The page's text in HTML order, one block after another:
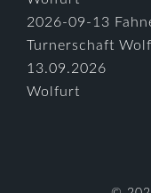
2026-09-13
Turnerschaft
13.09.2026
Wolfurt